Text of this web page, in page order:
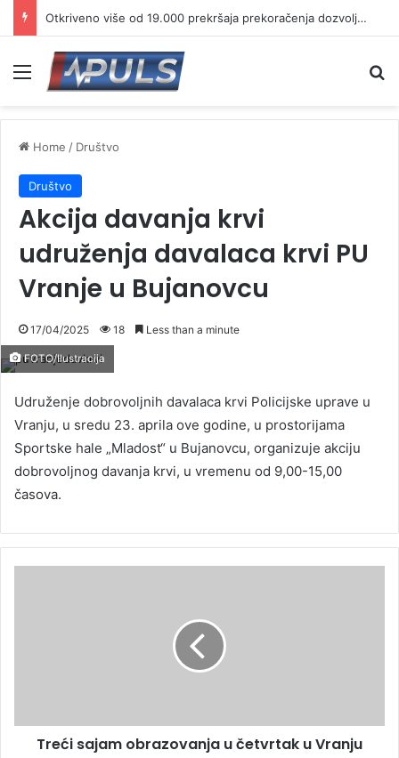
Otkriveno više od 19.000 prekršaja prekoračenja dozvoljene brzine
Menu
Home / Društvo
Društvo
Akcija davanja krvi
udruženja davalaca krvi PU
Vranje u Bujanovcu
17/04/2025 18 Less than a minute
FOTO/Ilustracija
Udruženje dobrovoljnih davalaca krvi Policijske uprave u
Vranju, u sredu 23. aprila ove godine, u prostorijama
Sportske hale „Mladost“ u Bujanovcu, organizuje akciju
dobrovoljnog davanja krvi, u vremenu od 9,00-15,00
časova.
Treći sajam obrazovanja u četvrtak u Vranju